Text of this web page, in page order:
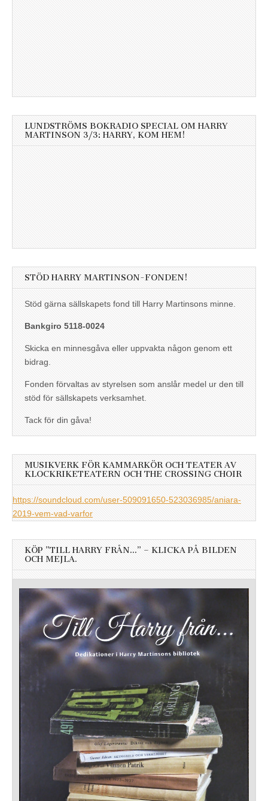
LUNDSTRÖMS BOKRADIO SPECIAL OM HARRY
MARTINSON 3/3: HARRY, KOM HEM!
STÖD HARRY MARTINSON-FONDEN!
Stöd gärna sällskapets fond till Harry Martinsons minne.
Bankgiro 5118-0024
Skicka en minnesgåva eller uppvakta någon genom ett
bidrag.
Fonden förvaltas av styrelsen som anslår medel ur den till
stöd för sällskapets verksamhet.
Tack för din gåva!
MUSIKVERK FÖR KAMMARKÖR OCH TEATER AV
KLOCKRIKETEATERN OCH THE CROSSING CHOIR
https://soundcloud.com/user-509091650-523036985/aniara-
2019-vem-vad-varfor
KÖP ”TILL HARRY FRÅN…” – KLICKA PÅ BILDEN
OCH MEJLA.